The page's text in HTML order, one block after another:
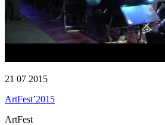
21 07 2015
ArtFest’2015
ArtFest